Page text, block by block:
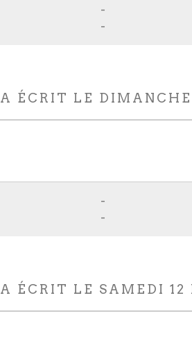
-
-
A ÉCRIT LE DIMANCHE
-
-
A ÉCRIT LE SAMEDI 12